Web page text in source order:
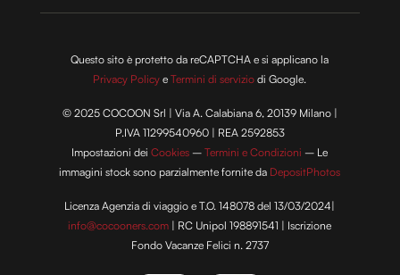
Questo sito è protetto da reCAPTCHA e si applicano la
Privacy Policy eTermini di servizio di Google.
© 2025 COCOON Srl | Via A. Calabiana 6, 20139 Milano |
P.IVA 11299540960 | REA 2592853
Impostazioni deiCookies –Termini e Condizioni – Le
immagini stock sono parzialmente fornite da DepositPhotos
Licenza Agenzia di viaggio e T.O. 148078 del 13/03/2024|
info@cocooners.com | RC Unipol 198891541 | Iscrizione
Fondo Vacanze Felici n. 2737